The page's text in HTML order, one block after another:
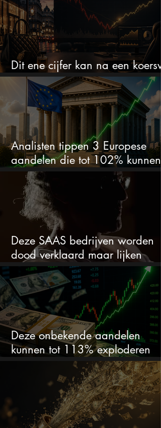
Dit ene cijfer kan na een
van 50% alles veranderen
Analisten tippen 3 Europese
aandelen die tot 102% kunnen
stijgen
Deze SAAS bedrijven worden
dood verklaard maar lijken
springlevend
Deze onbekende aandelen
kunnen tot 113% exploderen
(één springt eruit)